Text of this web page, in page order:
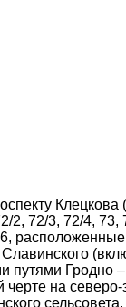
72/3, 72/4, 73,
Гродно
черте на
сельсовета.